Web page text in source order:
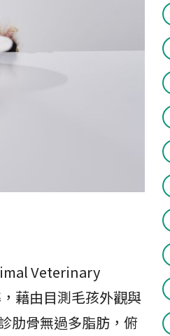
Veterinary
藉由目測毛孩外觀與
肋骨無過多脂肪，俯